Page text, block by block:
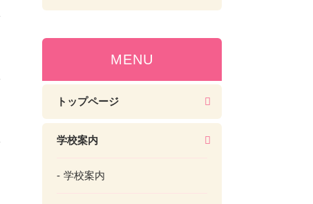
MENU
トップページ
学校案内
学校案内